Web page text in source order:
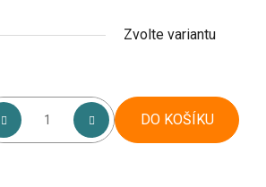
Zvolte variantu
DO KOŠÍKU